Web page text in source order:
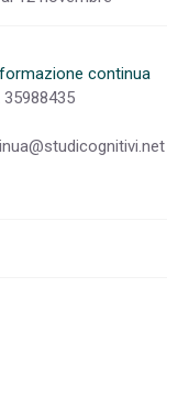
continua